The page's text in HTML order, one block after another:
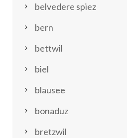
belvedere spiez
bern
bettwil
biel
blausee
bonaduz
bretzwil